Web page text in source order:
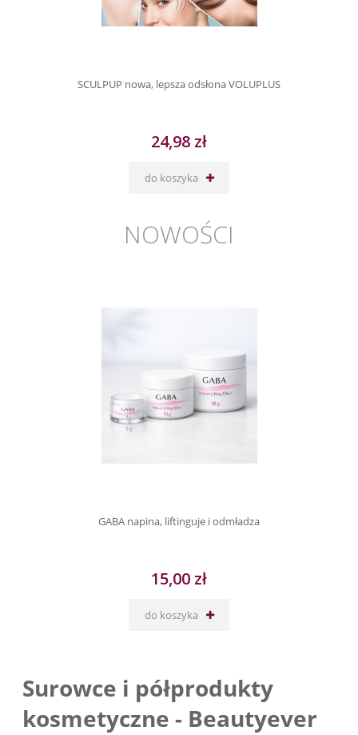
SCULPUP nowa, lepsza odsłona VOLUPLUS
24,98 zł
do koszyka
NOWOŚCI
GABA napina, liftinguje i odmładza
15,00 zł
do koszyka
Surowce i półprodukty
kosmetyczne - Beautyever